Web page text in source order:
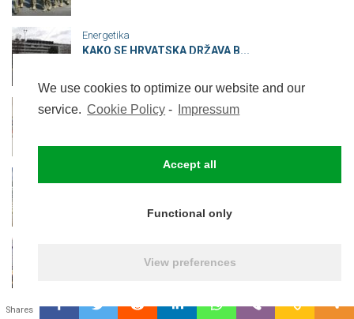
We use cookies to optimize our website and our
service. Cookie Policy - Impressum
Accept all
Functional only
View preferences
Shares
Energetika
KAKO SE HRVATSKA DRŽAVA B...
Politika
Što to svi gledamo, a rij...